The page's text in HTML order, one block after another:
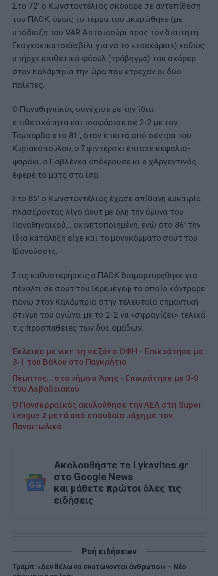
Στο 72’ ο Κωνσταντέλιας σκόραρε σε αντεπίθεση
του ΠΑΟΚ, όμως το τέρμα του ακυρώθηκε (με
υπόδειξη του VAR Απτσιαούρι προς τον διαιτητή
Γκογκακικατσεϊσβίλι για να το «τσεκάρει») καθώς
υπήρχε επιθετικό φάουλ (τράβηγμα) του σκόρερ
στον Καλάμπρια την ώρα που έτρεχαν οι δύο
παίκτες.
Ο Παναθηναϊκός συνέχισε με την ίδια
επιθετικότητα και ισοφάρισε σε 2-2 με τον
Ταμπόρδα στο 81’, όταν έπειτα από σέντρα του
Κυριακόπουλου, ο Σφιντέρσκι έπιασε κεφαλιά-
ψαράκι, ο Παβλένκα απέκρουσε κι ο χΑργεντινός
έφερε το ματς στα ίσα.
Στο 85’ ο Κωνσταντέλιας έχασε απίθανη ευκαιρία
πλασάροντας λίγο άουτ με όλη την άμυνα του
Παναθηναϊκού... ακινητοποιημένη, ενώ στο 86’ την
ίδια κατάληξη είχε και το μονοκόμματο σουτ του
Ιβανούσετς.
Στις καθυστερήσεις ο ΠΑΟΚ διαμαρτυρήθηκε για
πέναλτι σε σουτ του Γερεμέγεφ το οποίο κόντραρε
πάνω στον Καλάμπρια στην τελευταία σημαντική
στιγμή του αγώνα, με το 2-2 να «σφραγίζει» τελικά
τις προσπάθειες των δύο ομάδων.
Έκλεισε με νίκη τη σεζόν ο ΟΦΗ - Επικράτησε με
3-1 του Βόλου στο Παγκρήτιο
Πέμπτος... στο νήμα ο Άρης - Επικράτησε με 3-0
του Λεβαδειακού
Ο Πανσερραϊκός ακολούθησε την ΑΕΛ στη Super
League 2 μετά από σπουδαία μάχη με τον
Παναιτωλικό
Ακολουθήστε το Lykavitos.gr
στο Google News
και μάθετε πρώτοι όλες τις
ειδήσεις
Ροή ειδήσεων
Τραμπ: «Δεν θέλω να σκοτώνονται άνθρωποι» – Νέο